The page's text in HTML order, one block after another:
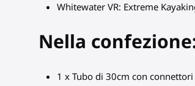
Whitewater VR: Extreme
Nella
1 x Tubo di 30cm con